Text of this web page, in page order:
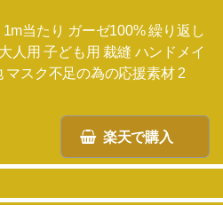
当たり ガーゼ100% 繰り返し
人用 子ども用 裁縫 ハンドメイ
マスク不足の為の応援素材 2
楽天で購入